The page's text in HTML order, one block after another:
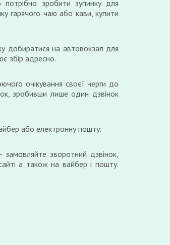
зробити зупинку для
гарячого чаю або кави, купити
добиратися на автовокзал для
збір адресно.
очікування своєї черги до
зробивши лише один дзвінок
або електронну пошту.
зворотний дзвінок,
а також на вайбер і пошту.